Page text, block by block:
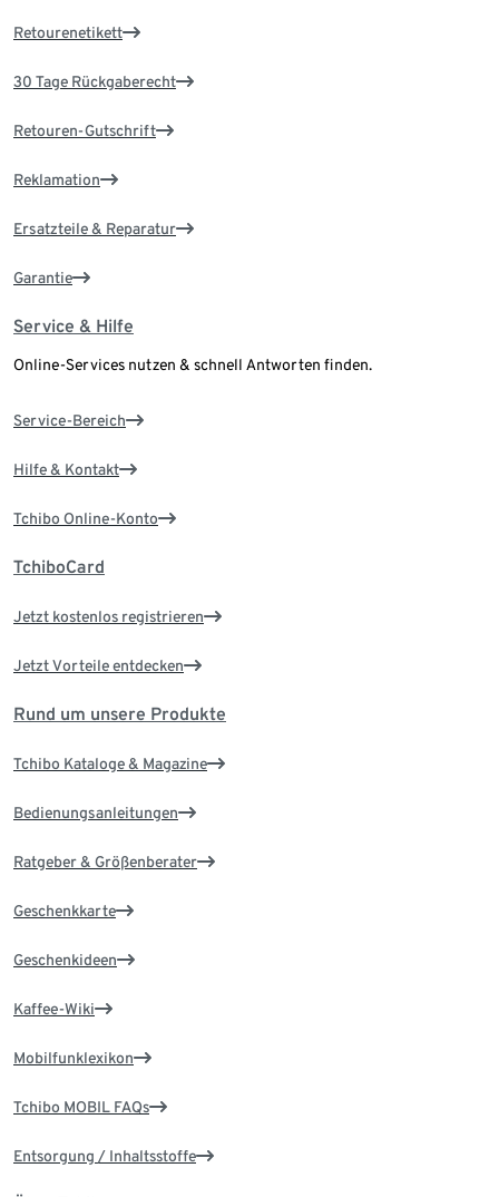
Retourenetikett
30 Tage Rückgaberecht
Retouren-Gutschrift
Reklamation
Ersatzteile & Reparatur
Garantie
Service & Hilfe
Online-Services nutzen & schnell Antworten finden.
Service-Bereich
Hilfe & Kontakt
Tchibo Online-Konto
TchiboCard
Jetzt kostenlos registrieren
Jetzt Vorteile entdecken
Rund um unsere Produkte
Tchibo Kataloge & Magazine
Bedienungsanleitungen
Ratgeber & Größenberater
Geschenkkarte
Geschenkideen
Kaffee-Wiki
Mobilfunklexikon
Tchibo MOBIL FAQs
Entsorgung / Inhaltsstoffe